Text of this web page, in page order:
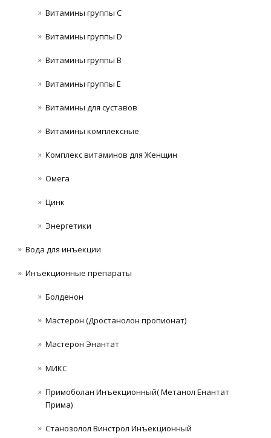
Витамины группы C
Витамины группы D
Витамины группы В
Витамины группы Е
Витамины для суставов
Витамины комплексные
Комплекс витаминов для Женщин
Омега
Цинк
Энергетики
Вода для инъекции
Инъeкциoнныe препараты
Болденон
Мастерон (Дростанолон пропионат)
Мастерон Энантат
МИКС
Примоболан Инъекционный( Метанол Енантат
Прима)
Станозолол Винстрол Инъекционный